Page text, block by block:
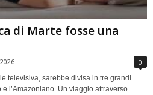
di Marte fosse una
0
televisiva, sarebbe divisa in tre grandi
l’Amazoniano. Un viaggio attraverso